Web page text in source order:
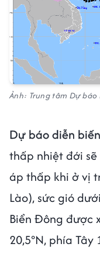
Ảnh: Trung tâm Dự
Dự báo diễn
thấp nhiệt đới
áp thấp khi ở vị
Lào), sức gió
Biển Đông được
20,5°N, phía Tây